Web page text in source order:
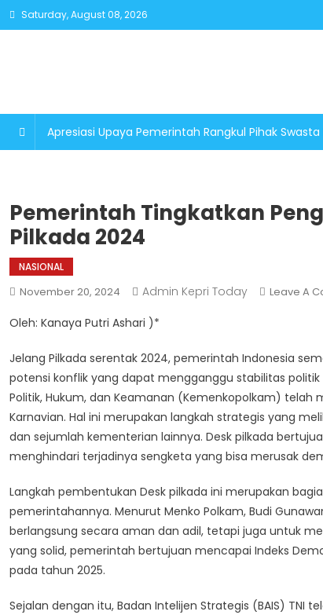
Skip
to
Saturday, August 08, 2026
Apresiasi Upaya Pemerintah Rangkul Pihak
Pemerintah Tingkatkan
Pilkada 2024
NASIONAL
November 20, 2024 Admin Kepri Today Leave A
Oleh: Kanaya Putri Ashari )*
Jelang Pilkada serentak 2024, pemerintah Indonesia
potensi konflik yang dapat mengganggu stabilitas
Politik, Hukum, dan Keamanan (Kemenkopolkam) telah
Karnavian. Hal ini merupakan langkah strategis yang
dan sejumlah kementerian lainnya. Desk pilkada
menghindari terjadinya sengketa yang bisa merusak
Langkah pembentukan Desk pilkada ini merupakan
pemerintahannya. Menurut Menko Polkam, Budi
berlangsung secara aman dan adil, tetapi juga untuk
yang solid, pemerintah bertujuan mencapai Indeks
pada tahun 2025.
Sejalan dengan itu, Badan Intelijen Strategis (BAIS) TNI